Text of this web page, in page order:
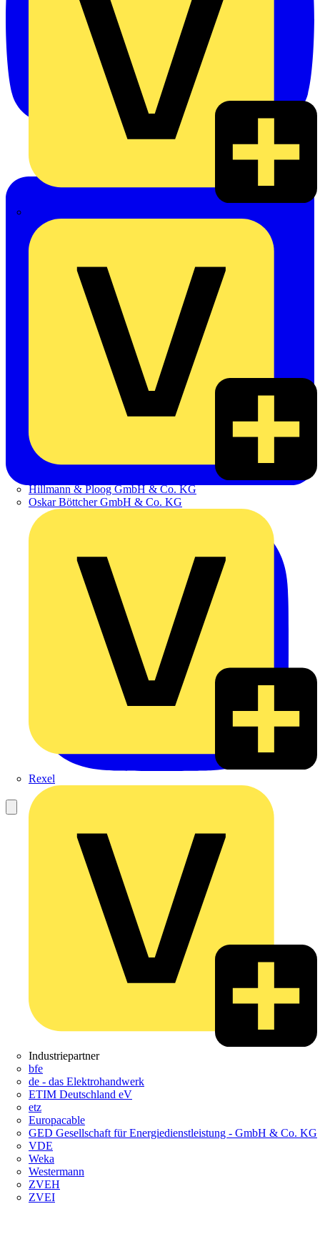
Hillmann & Ploog GmbH & Co. KG
Oskar Böttcher GmbH & Co. KG
Rexel
Industriepartner
bfe
de - das Elektrohandwerk
ETIM Deutschland eV
etz
Europacable
GED Gesellschaft für Energiedienstleistung - GmbH & Co. KG
VDE
Weka
Westermann
ZVEH
ZVEI